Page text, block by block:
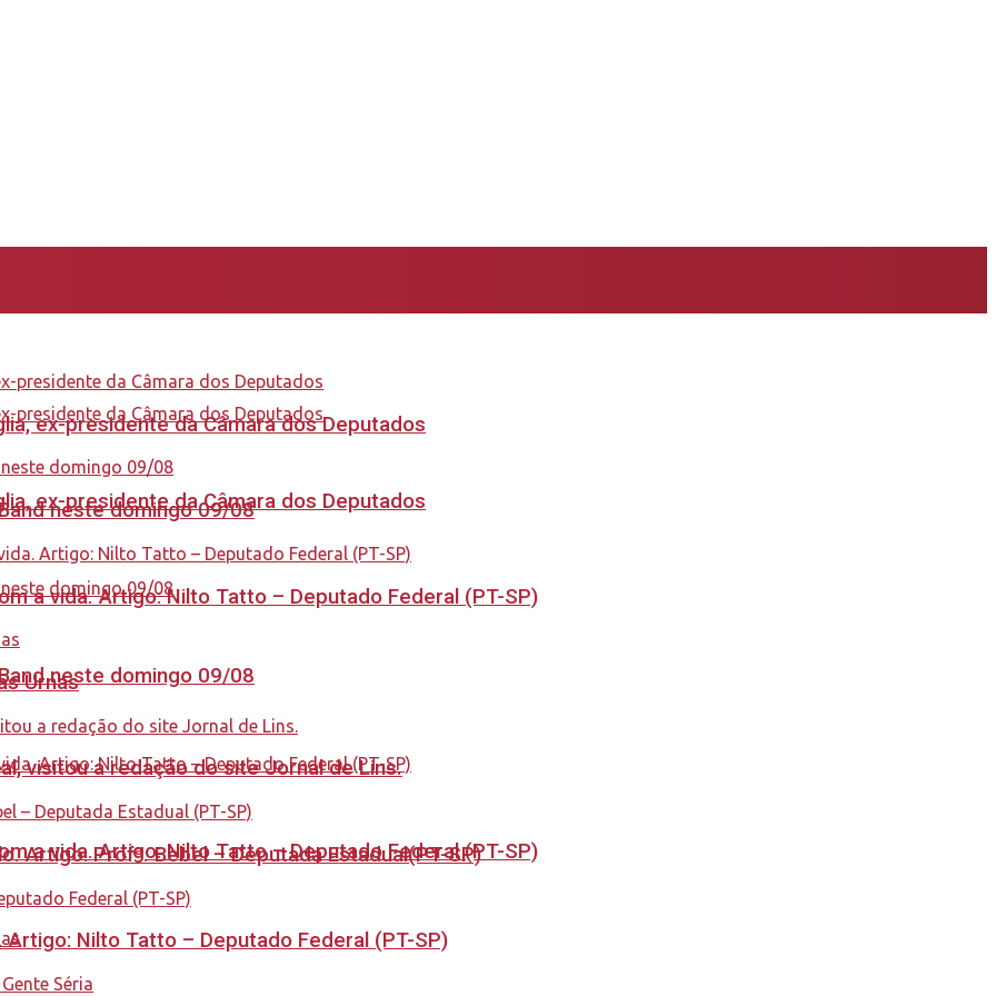
ex-presidente da Câmara dos Deputados
neste domingo 09/08
a vida. Artigo: Nilto Tatto – Deputado Federal (PT-SP)
ex-presidente da Câmara dos Deputados
neste domingo 09/08
a vida. Artigo: Nilto Tatto – Deputado Federal (PT-SP)
Urnas
visitou a redação do site Jornal de Lins.
Artigo: Profª. Bebel – Deputada Estadual(PT-SP)
Nilto Tatto – Deputado Federal (PT-SP)